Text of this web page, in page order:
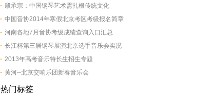
殷承宗：中国钢琴艺术需扎根传统文化
中国音协2014年寒假北京考区考级报名简章
河南各地7月音协考级成绩查询入口汇总
长江杯第三届钢琴展演北京选手音乐会实况
2013年高考音乐特长生招生专题
黄河--北京交响乐团新春音乐会
热门标签